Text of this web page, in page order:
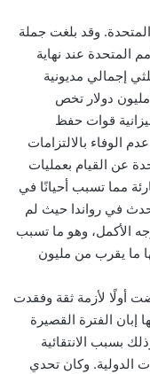
المتحدة. وقد بلغت جملة
المتحدة عند نهاية
من ثلثي إجمالي مديونية
الدول الأعضاء. من هذه المبالغ حوالي 700 مليون دولار تخص
قوات حفظ
الوفاء بالالتزامات
عن القيام بعمليات
مما تسبب أحيانًا في
في رواندا حيث لم
الأكمل، وهو ما تسبب
ما يقرب من مليون
أولًا لأزمة ثقة وفقدت
الفترة القصيرة
بسبب الانتقائية
الدولية. وكان تحدي